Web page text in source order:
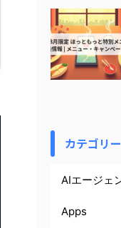
カテゴリー
AIエージェ
Apps